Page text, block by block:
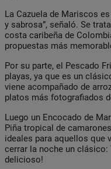
La Cazuela de Mariscos
y sabrosa”, señaló. Se
costa caribeña de
propuestas más
Por su parte, el Pescado
playas, ya que es un
viene acompañado de
platos más fotografiados
Luego un Encocado de
Piña tropical de
ideales para aquellos que
cerrar la noche un clásico:
delicioso!